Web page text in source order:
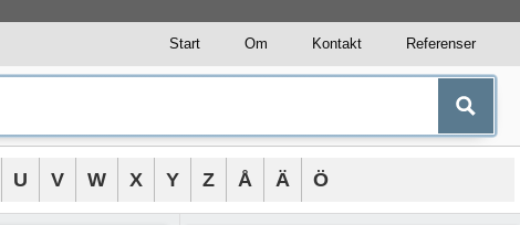
Start Om Kontakt Referenser
U V W X Y Z Å Ä Ö